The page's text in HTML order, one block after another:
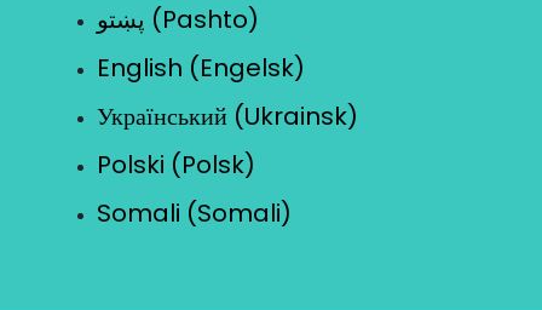
پښتو (Pashto)
English (Engelsk)
Український (Ukrainsk)
Polski (Polsk)
Somali (Somali)